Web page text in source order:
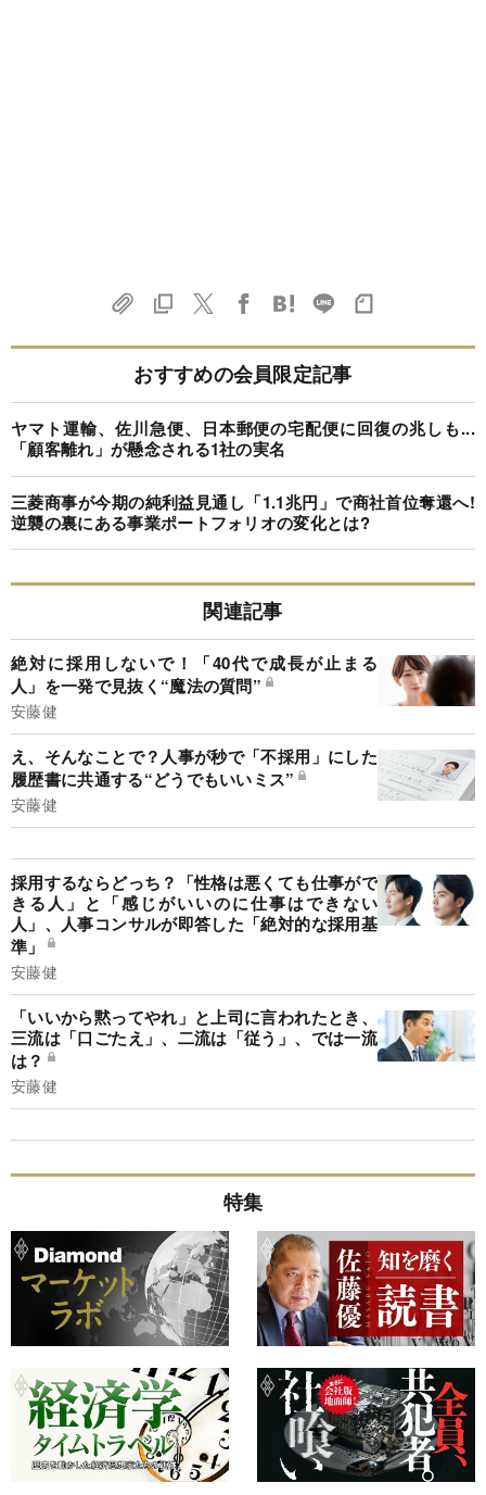
おすすめの会員限定記事
ヤマト運輸、佐川急便、日本郵便の宅配便に回復の兆しも...
「顧客離れ」が懸念される1社の実名
三菱商事が今期の純利益見通し「1.1兆円」で商社首位奪還へ!
逆襲の裏にある事業ポートフォリオの変化とは?
関連記事
絶対に採用しないで！「40代で成長が止まる
人」を一発で見抜く“魔法の質問”
安藤健
え、そんなことで？人事が秒で「不採用」にした
履歴書に共通する“どうでもいいミス”
安藤健
採用するならどっち？「性格は悪くても仕事がで
きる人」と「感じがいいのに仕事はできない
人」、人事コンサルが即答した「絶対的な採用基
準」
安藤健
「いいから黙ってやれ」と上司に言われたとき、
三流は「口ごたえ」、二流は「従う」、では一流
は？
安藤健
特集